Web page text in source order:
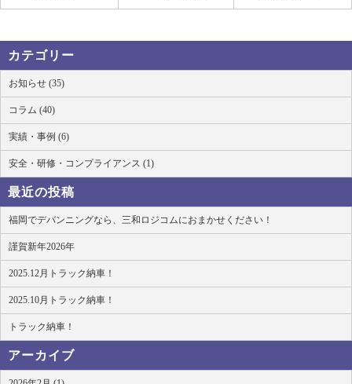
カテゴリー
お知らせ (35)
コラム (40)
実績・事例 (6)
安全・研修・コンプライアンス (1)
最近の投稿
福岡でデバンニングなら、三和ロジコムにおまかせください！
謹賀新年2026年
2025.12月トラック納車！
2025.10月トラック納車！
トラック納車！
アーカイブ